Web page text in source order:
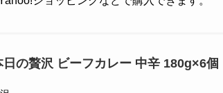
の贅沢 ビーフカレー 中辛 180g×6個